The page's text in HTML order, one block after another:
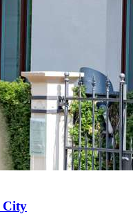
City